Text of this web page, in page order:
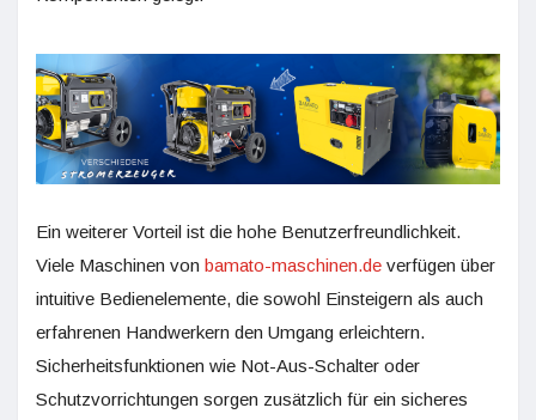
Ein weiterer Vorteil ist die hohe Benutzerfreundlichkeit.
Viele Maschinen von bamato-maschinen.de verfügen über
intuitive Bedienelemente, die sowohl Einsteigern als auch
erfahrenen Handwerkern den Umgang erleichtern.
Sicherheitsfunktionen wie Not-Aus-Schalter oder
Schutzvorrichtungen sorgen zusätzlich für ein sicheres